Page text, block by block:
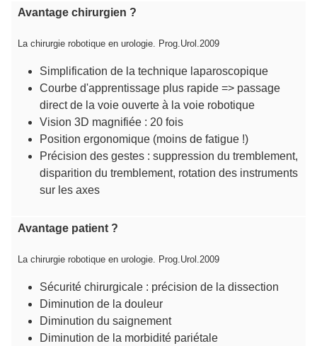
Avantage chirurgien ?
La chirurgie robotique en urologie. Prog.Urol.2009
Simplification de la technique laparoscopique
Courbe d'apprentissage plus rapide => passage
direct de la voie ouverte à la voie robotique
Vision 3D magnifiée : 20 fois
Position ergonomique (moins de fatigue !)
Précision des gestes : suppression du tremblement,
disparition du tremblement, rotation des instruments
sur les axes
Avantage patient ?
La chirurgie robotique en urologie. Prog.Urol.2009
Sécurité chirurgicale : précision de la dissection
Diminution de la douleur
Diminution du saignement
Diminution de la morbidité pariétale